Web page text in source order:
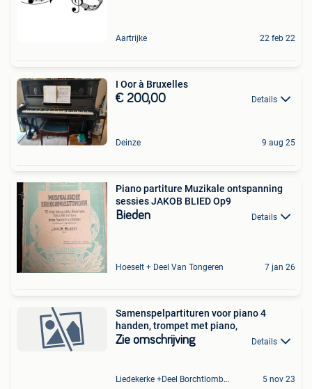
Aartrijke 22 feb 22
I Oor à Bruxelles
€ 200,00 Details
Deinze 9 aug 25
Piano partiture Muzikale ontspanning
sessies JAKOB BLIED Op9
Bieden Details
Hoeselt + Deel Van Tongeren 7 jan 26
Samenspelpartituren voor piano 4
handen, trompet met piano,
Zie omschrijving Details
Liedekerke +Deel Borchtlombeek 5 nov 23